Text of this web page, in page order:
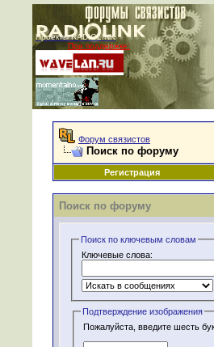
Проекты RADIOLINK
При поддержке:
|
Форум связистов
Поиск по форуму
Регистрация
Поиск по форуму
Поиск по ключевым словам
Ключевые слова:
Подтверждение изображения
Пожалуйста, введите шесть